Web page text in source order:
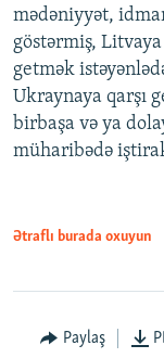
mədəniyyət,
göstərmiş,
getmək
Ukraynaya qarşı
birbaşa və ya
müharibədə
Ətraflı burada oxuyun
Paylaş